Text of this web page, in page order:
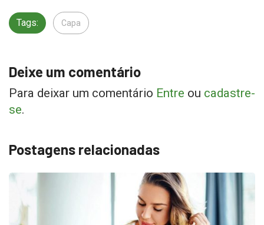
Tags: Capa
Deixe um comentário
Para deixar um comentário Entre ou cadastre-
se.
Postagens relacionadas